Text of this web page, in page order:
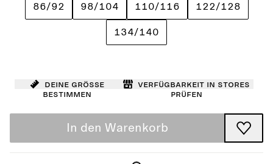
86/92 98/104 110/116 122/128
134/140
Deine Größe
bestimmen
Verfügbarkeit in Stores
prüfen
In den Warenkorb